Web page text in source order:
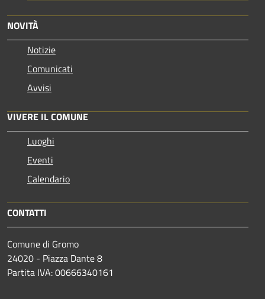
NOVITÀ
Notizie
Comunicati
Avvisi
VIVERE IL COMUNE
Luoghi
Eventi
Calendario
CONTATTI
Comune di Gromo
24020 - Piazza Dante 8
Partita IVA: 00666340161